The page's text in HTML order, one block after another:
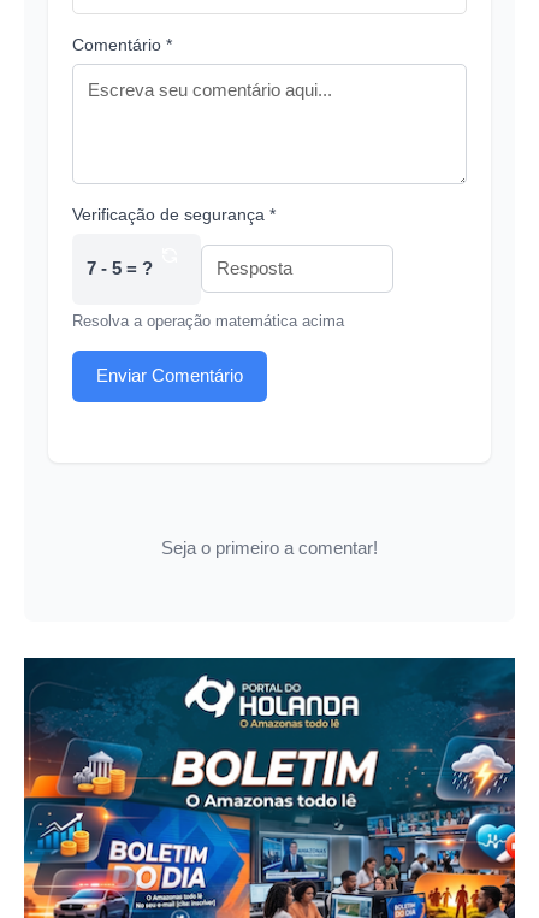
Comentário *
Verificação de segurança *
7 - 5 = ?
Resolva a operação matemática acima
Enviar Comentário
Seja o primeiro a comentar!